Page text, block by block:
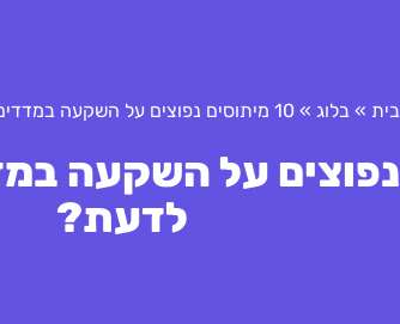
» בלוג »10 מיתוסים נפוצים על השקעה במדדים: מה באמת צריך לדעת?
נפוצים על השקעה
לדעת?